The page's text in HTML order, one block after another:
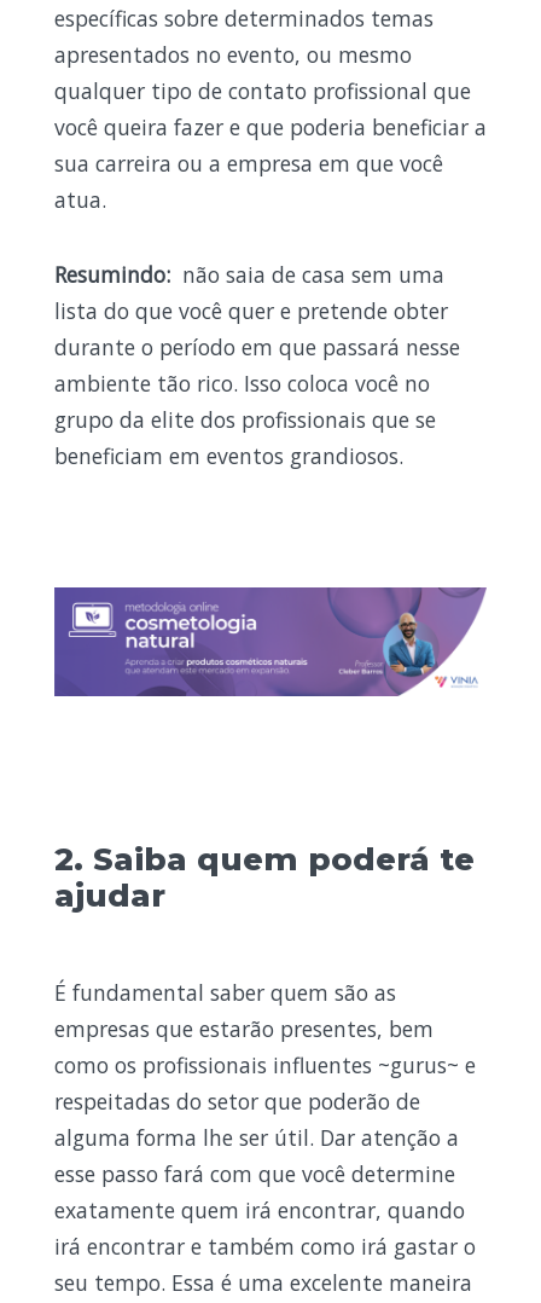
específicas sobre determinados temas
apresentados no evento, ou mesmo
qualquer tipo de contato profissional que
você queira fazer e que poderia beneficiar a
sua carreira ou a empresa em que você
atua.
Resumindo:não saia de casa sem uma
lista do que você quer e pretende obter
durante o período em que passará nesse
ambiente tão rico. Isso coloca você no
grupo da elite dos profissionais que se
beneficiam em eventos grandiosos.
2. Saiba quem poderá te
ajudar
É fundamental saber quem são as
empresas que estarão presentes, bem
como os profissionais influentes ~gurus~ e
respeitadas do setor que poderão de
alguma forma lhe ser útil. Dar atenção a
esse passo fará com que você determine
exatamente quem irá encontrar, quando
irá encontrar e também como irá gastar o
seu tempo. Essa é uma excelente maneira